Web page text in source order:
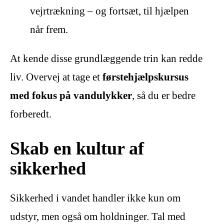
vejrtrækning – og fortsæt, til hjælpen
når frem.
At kende disse grundlæggende trin kan redde
liv. Overvej at tage et førstehjælpskursus
med fokus på vandulykker, så du er bedre
forberedt.
Skab en kultur af
sikkerhed
Sikkerhed i vandet handler ikke kun om
udstyr, men også om holdninger. Tal med